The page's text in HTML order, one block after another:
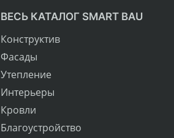
ВЕСЬ КАТАЛОГ SMART BAU
Конструктив
Фасады
Утепление
Интерьеры
Кровли
Благоустройство